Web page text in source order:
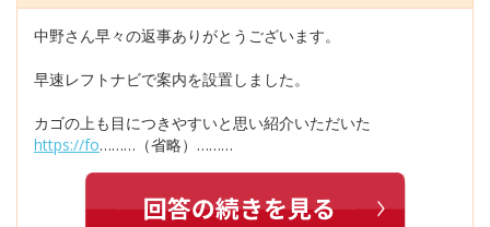
中野さん早々の返事ありがとうございます。
早速レフトナビで案内を設置しました。
カゴの上も目につきやすいと思い紹介いただいた
https://fo………（省略）………